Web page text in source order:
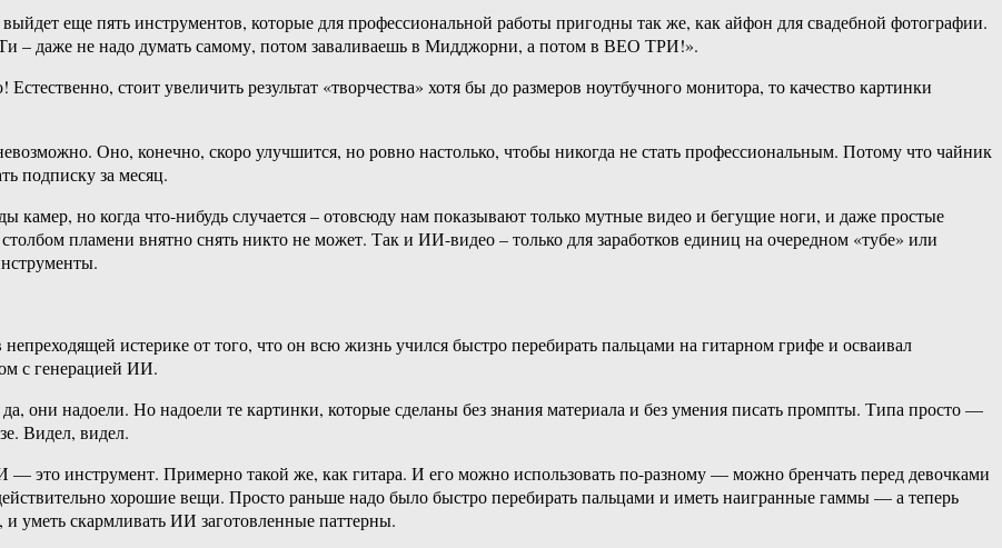
еще пять инструментов, которые для профессиональной работы пригодны так же, как айфон для свадебной фотографии.
– даже не надо думать самому, потом заваливаешь в Мидджорни, а потом в ВЕО ТРИ!».
стоит увеличить результат «творчества» хотя бы до размеров ноутбучного монитора, то качество картинки
Оно, конечно, скоро улучшится, но ровно настолько, чтобы никогда не стать профессиональным. Потому что чайник
подписку за месяц.
камер, но когда что-нибудь случается – отовсюду нам показывают только мутные видео и бегущие ноги, и даже простые
пламени внятно снять никто не может. Так и ИИ-видео – только для заработков единиц на очередном «тубе» или
истерике от того, что он всю жизнь учился быстро перебирать пальцами на гитарном грифе и осваивал
с генерацией ИИ.
они надоели. Но надоели те картинки, которые сделаны без знания материала и без умения писать промпты. Типа просто —
Видел, видел.
это инструмент. Примерно такой же, как гитара. И его можно использовать по-разному — можно бренчать перед девочками
хорошие вещи. Просто раньше надо было быстро перебирать пальцами и иметь наигранные гаммы — а теперь
уметь скармливать ИИ заготовленные паттерны.